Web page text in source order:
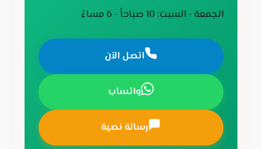
الجمعة - السبت: 10 صباحاً - 6 مساءً
اتصل الآن
واتساب
رسالة نصية